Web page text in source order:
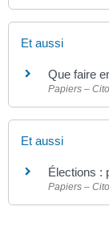
Et aussi
Que faire
Papiers –
Et aussi
Élections :
Papiers –